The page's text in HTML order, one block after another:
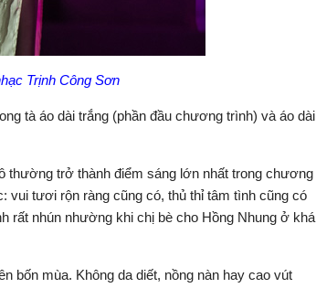
Trịnh Công Sơn
tà áo dài trắng (phần đầu chương trình) và áo dài
thường trở thành điểm sáng lớn nhất trong chương
vui tươi rộn ràng cũng có, thủ thỉ tâm tình cũng có
rất nhún nhường khi chị bè cho Hồng Nhung ở khá
bốn mùa. Không da diết, nồng nàn hay cao vút